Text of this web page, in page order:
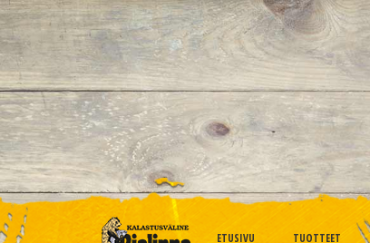
ETUSIVU TUOTTEET